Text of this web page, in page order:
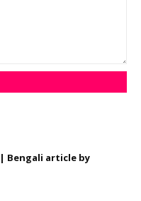
| Bengali article by